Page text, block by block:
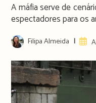
A máfia serve de
espectadores para os
Post
author:
Filipa Almeida